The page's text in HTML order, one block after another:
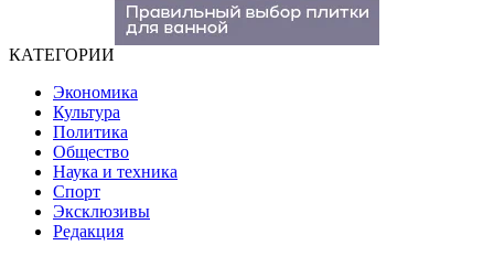
КАТЕГОРИИ
Экономика
Культура
Политика
Общество
Наука и техника
Спорт
Эксклюзивы
Редакция